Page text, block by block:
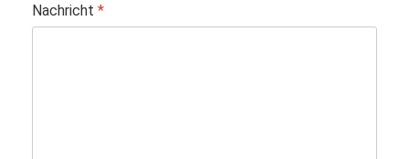
Nachricht *